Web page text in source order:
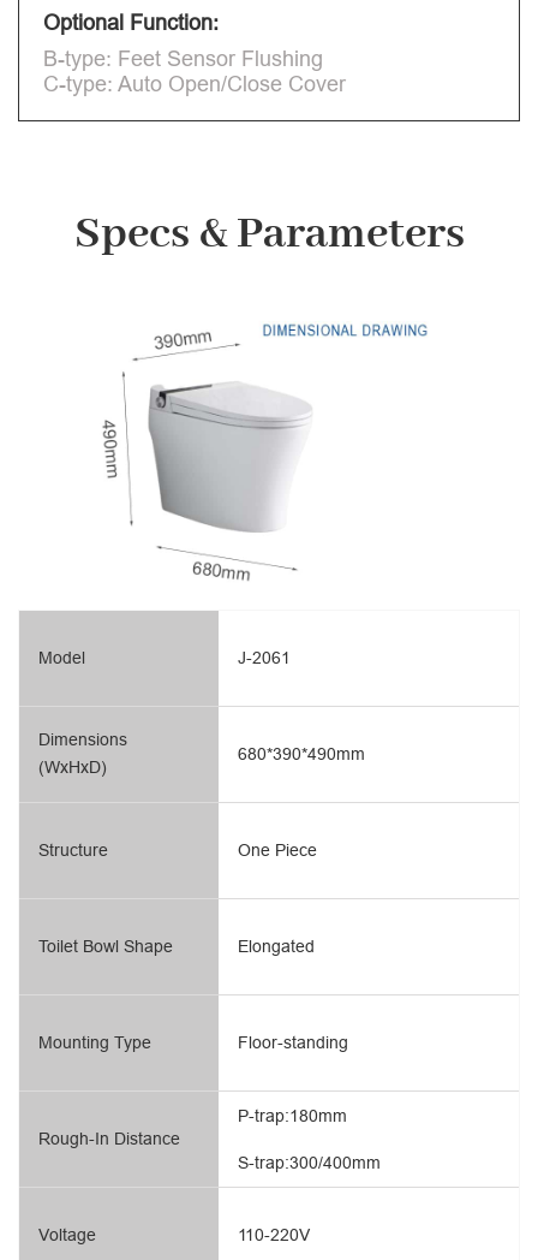
Optional Function:
B-type: Feet Sensor Flushing
C-type: Auto Open/Close Cover
Specs & Parameters
Model
Dimensions
(WxHxD)
Structure
Toilet Bowl Shape
Mounting Type
Rough-In Distance
Voltage
J-2061
680*390*490mm
One Piece
Elongated
Floor-standing
S-trap:300/400mm
P-trap:180mm
110-220V